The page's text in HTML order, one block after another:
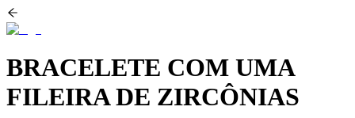
BRACELETE COM UMA
FILEIRA DE ZIRCÔNIAS